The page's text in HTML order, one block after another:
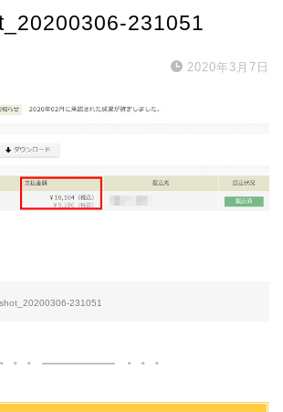
231051
2020年3月7日
231051